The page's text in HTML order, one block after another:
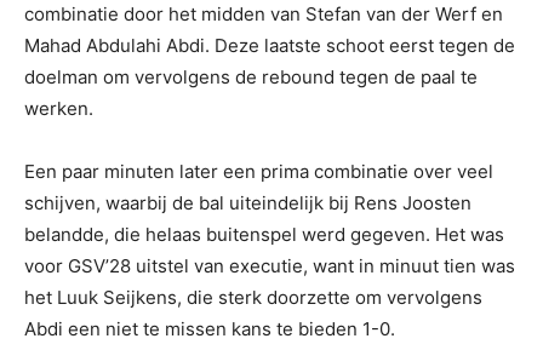
combinatie door het midden van Stefan van der Werf en
Mahad Abdulahi Abdi. Deze laatste schoot eerst tegen de
doelman om vervolgens de rebound tegen de paal te
werken.
Een paar minuten later een prima combinatie over veel
schijven, waarbij de bal uiteindelijk bij Rens Joosten
belandde, die helaas buitenspel werd gegeven. Het was
voor GSV’28 uitstel van executie, want in minuut tien was
het Luuk Seijkens, die sterk doorzette om vervolgens
Abdi een niet te missen kans te bieden 1-0.